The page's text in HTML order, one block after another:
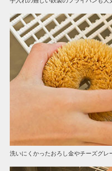
洗いにくかったおろし金やチーズグレ